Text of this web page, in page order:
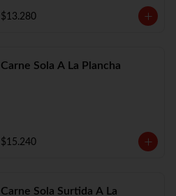
$13.280
Carne Sola A La Plancha
$15.240
Carne Sola Surtida A La